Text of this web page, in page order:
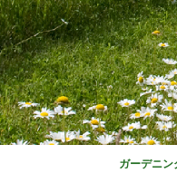
ガーデニン